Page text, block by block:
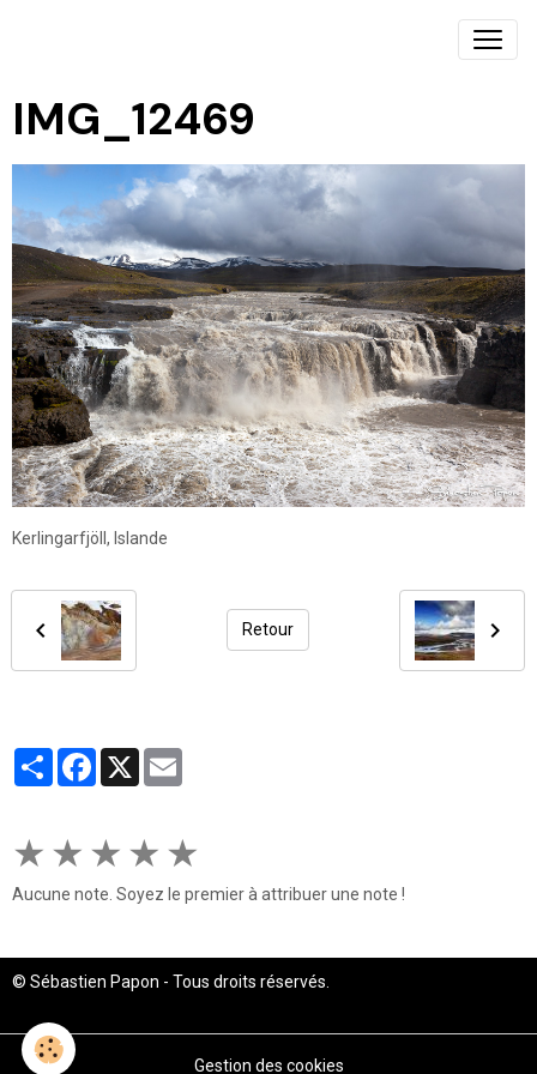
IMG_12469
Kerlingarfjöll, Islande
Retour
PartagerFacebook
X
★ ★ ★ ★ ★
Aucune note. Soyez le premier à attribuer une note !
© Sébastien Papon - Tous droits réservés.
Gestion des cookies